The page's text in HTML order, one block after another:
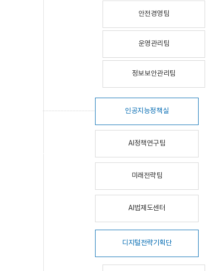
안전경영팀
운영관리팀
정보보안관리팀
인공지능정책실
AI정책연구팀
미래전략팀
AI법제도센터
디지털전략기획단